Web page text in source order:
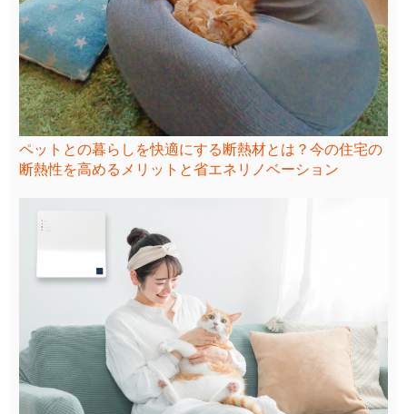
ペットとの暮らしを快適にする断熱材とは？今の住宅の
断熱性を高めるメリットと省エネリノベーション